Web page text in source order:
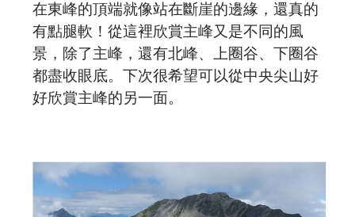
在東峰的頂端就像站在斷崖的邊緣，還真的
有點腿軟！從這裡欣賞主峰又是不同的風
景，除了主峰，還有北峰、上圈谷、下圈谷
都盡收眼底。下次很希望可以從中央尖山好
好欣賞主峰的另一面。